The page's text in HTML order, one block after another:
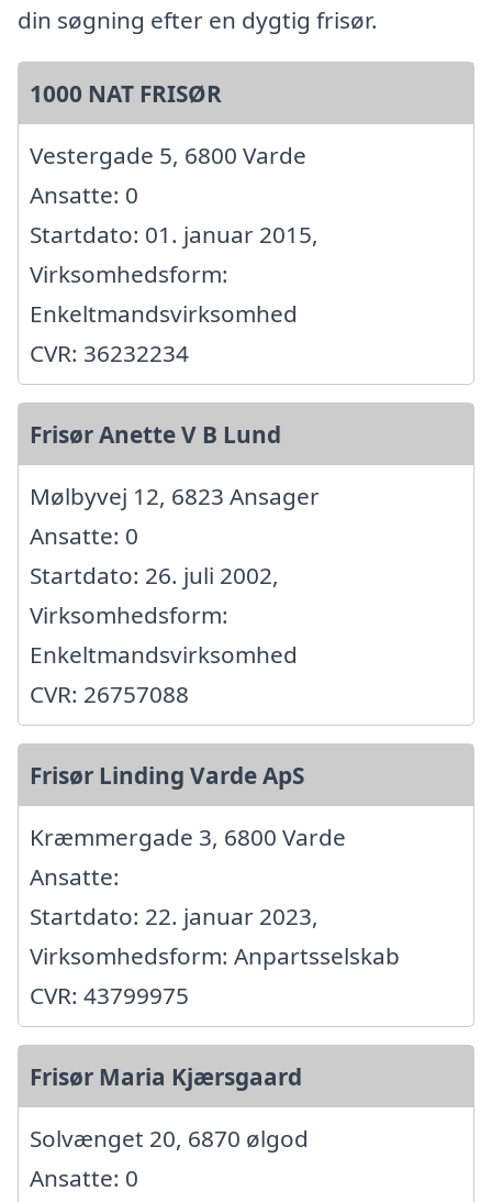
din søgning efter en dygtig frisør.
1000 NAT FRISØR
Vestergade 5, 6800 Varde
Ansatte: 0
Startdato: 01. januar 2015,
Virksomhedsform:
Enkeltmandsvirksomhed
CVR: 36232234
Frisør Anette V B Lund
Mølbyvej 12, 6823 Ansager
Ansatte: 0
Startdato: 26. juli 2002,
Virksomhedsform:
Enkeltmandsvirksomhed
CVR: 26757088
Frisør Linding Varde ApS
Kræmmergade 3, 6800 Varde
Ansatte:
Startdato: 22. januar 2023,
Virksomhedsform: Anpartsselskab
CVR: 43799975
Frisør Maria Kjærsgaard
Solvænget 20, 6870 ølgod
Ansatte: 0